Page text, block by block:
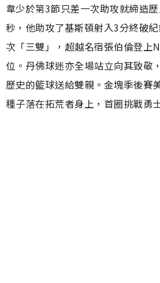
韋少於第3節只差一次助攻就締造
秒，他助攻了基斯頓射入3分終破
次「三雙」，超越名宿張伯倫登上
位。丹佛球迷亦全場站立向其致敬
歷史的籃球送給雙親。金塊季後賽
種子落在拓荒者身上，首圈挑戰勇